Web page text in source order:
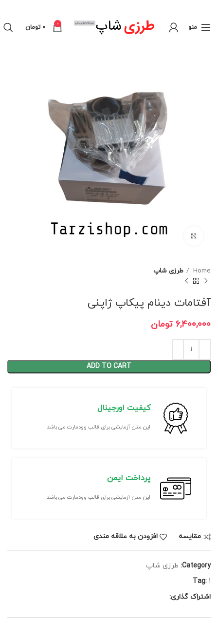
منو 0
0 تومان
برای بزرگنمایی کلیک کنید
Home طرزی شاپ
آفتامات دینام پیکاپ ژاپنی
6,400,000 تومان
ADD TO CART
کیفیت اورجینال
این متن آزمایشی برای قالب وودمارت می باشد
پرداخت ایمن
این متن آزمایشی برای قالب وودمارت می باشد
مقايسه افزودن به علاقه مندی
Category: طرزی شاپ
Tag: 1
اشتراک گذاری: